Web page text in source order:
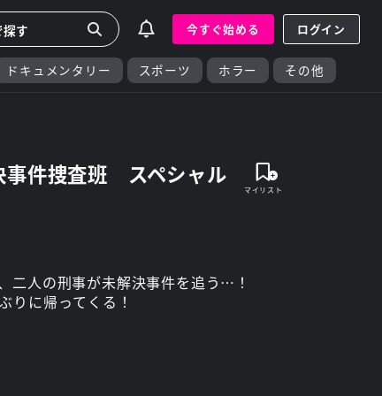
今すぐ始める ログイン
ドキュメンタリー スポーツ ホラー その他
件捜査班 スペシャル
二人の刑事が未解決事件を追う…！
りに帰ってくる！